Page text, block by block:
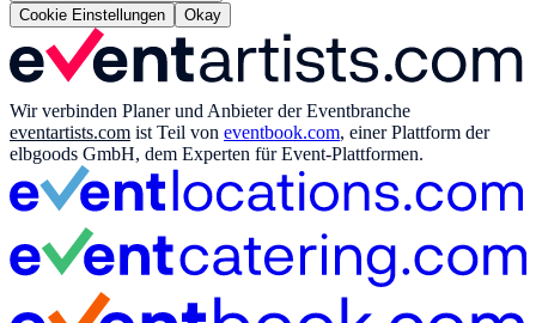
Cookie Einstellungen
Okay
Wir verbinden Planer und Anbieter der Eventbranche
eventartists.com ist Teil von eventbook.com, einer Plattform der
elbgoods GmbH, dem Experten für Event-Plattformen.